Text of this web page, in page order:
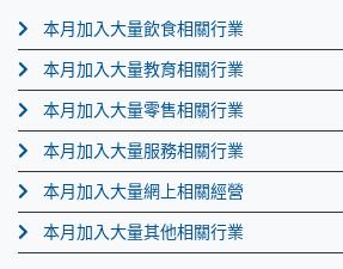
本月加入大量飲食相關行業
本月加入大量教育相關行業
本月加入大量零售相關行業
本月加入大量服務相關行業
本月加入大量網上相關經營
本月加入大量其他相關行業